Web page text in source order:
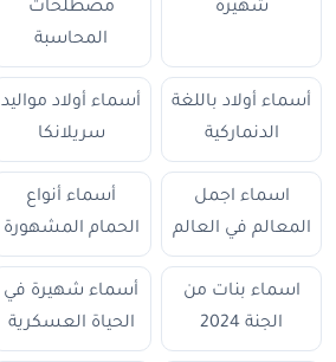
شهيرة
مصطلحات
المحاسبة
أسماء أولاد باللغة
الدنماركية
أسماء أولاد مواليد
سريلانكا
اسماء اجمل
المعالم في العالم
أسماء أنواع
الحمام المشهورة
اسماء بنات من
الجنة 2024
أسماء شهيرة في
الحياة العسكرية